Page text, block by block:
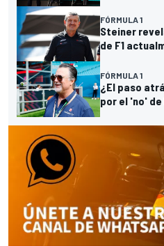
FÓRMULA 1
Steiner
de F1
FÓRMULA 1
¿El paso
por el 'no' de